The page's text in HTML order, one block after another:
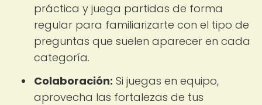
práctica y juega partidas de forma
regular para familiarizarte con el tipo de
preguntas que suelen aparecer en cada
categoría.
Colaboración: Si juegas en equipo,
aprovecha las fortalezas de tus